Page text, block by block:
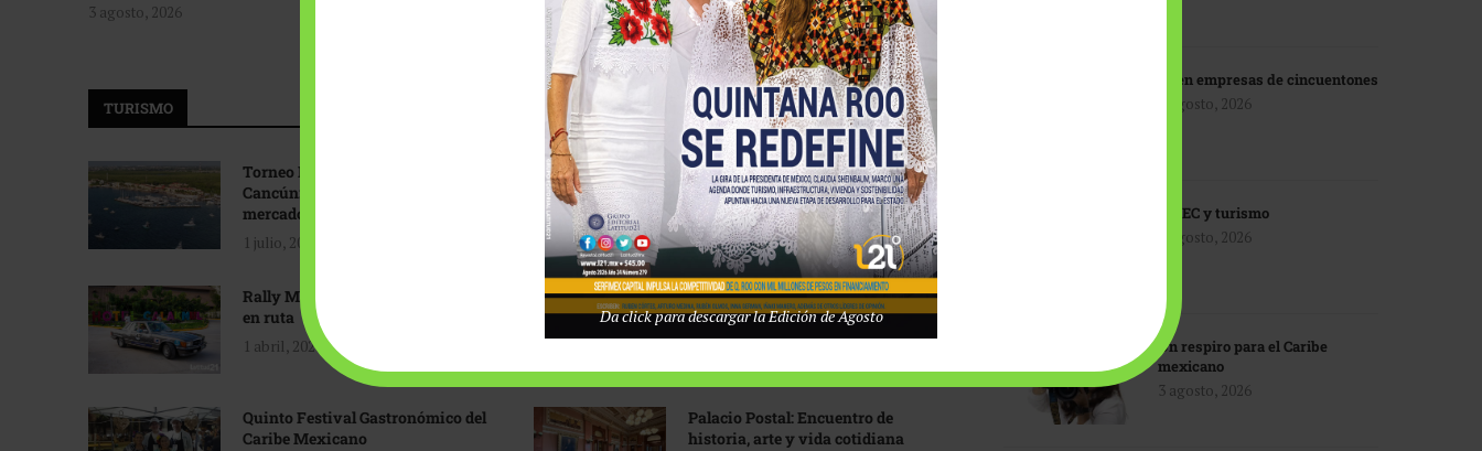
3 agosto, 2026
Tecnológico de Monterrey
3 agosto, 2026
TURISMO
Torneo Internacional de Pesca
Cancún: Navegando hacia nuevos
mercados
1 julio, 2026
Promoción turística con visión
1 abril, 2026
Rally Maya: Herencia automotriz
en ruta
1 abril, 2026
Industria global en
reconfiguración
31 marzo, 2026
Quinto Festival Gastronómico del
Caribe Mexicano
Palacio Postal: Encuentro de
historia, arte y vida cotidiana
IA en empresas de cincuentones
3 agosto, 2026
TMEC y turismo
3 agosto, 2026
Un respiro para el Caribe
mexicano
3 agosto, 2026
Da click para descargar la Edición de Agosto